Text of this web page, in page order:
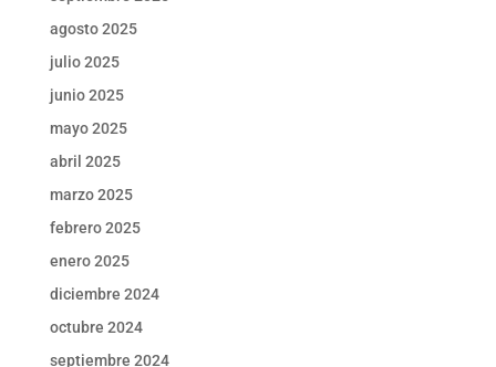
agosto 2025
julio 2025
junio 2025
mayo 2025
abril 2025
marzo 2025
febrero 2025
enero 2025
diciembre 2024
octubre 2024
septiembre 2024